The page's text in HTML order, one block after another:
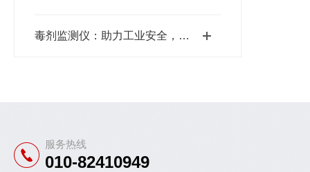
毒剂监测仪：助力工业安全，保障工人健康
服务热线
010-82410949